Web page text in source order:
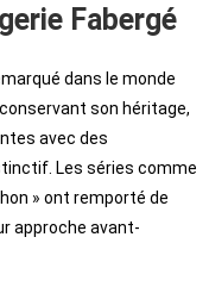
Fabergé
dans le monde
son héritage,
avec des
Les séries comme
» ont remporté de
approche avant-